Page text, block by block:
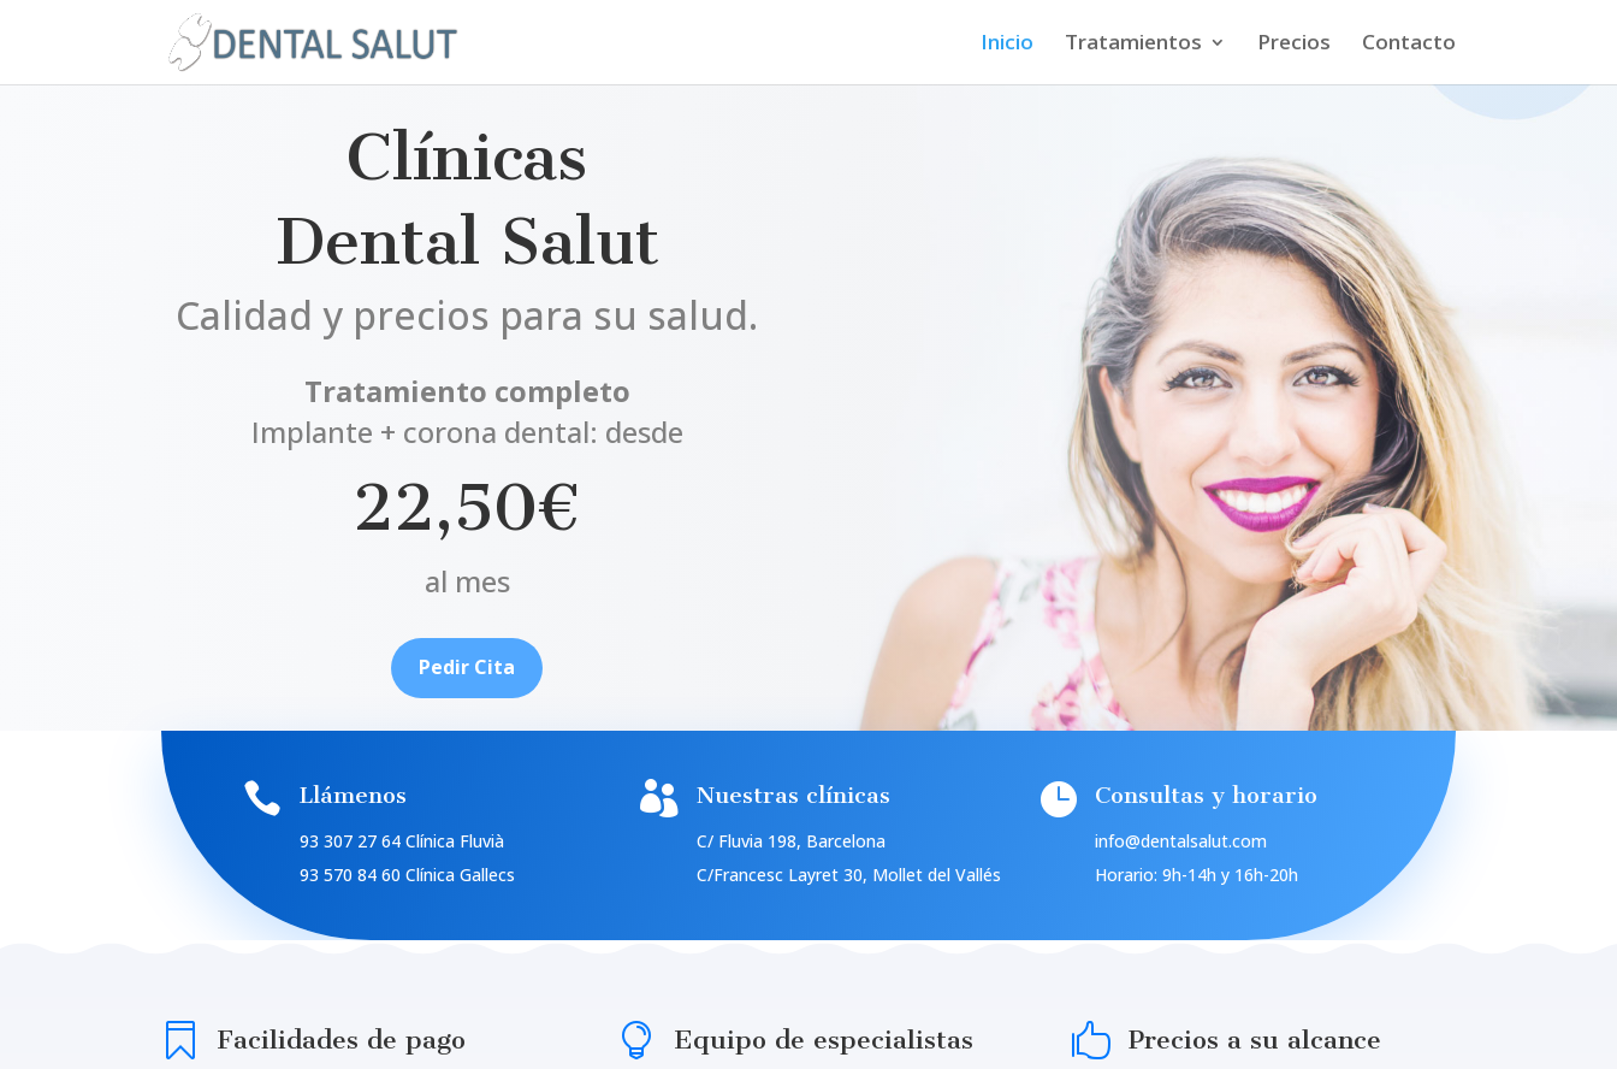
Inicio Tratamientos Precios Contacto
Clínicas
Dental Salut
Calidad y precios para su salud.
Tratamiento completo
Implante + corona dental: desde
22,50€
al mes
Pedir Cita
 Llámenos
93 307 27 64 Clínica Fluvià
93 570 84 60 Clínica Gallecs
 Nuestras clínicas
C/ Fluvia 198, Barcelona
C/Francesc Layret 30, Mollet del Vallés
 Consultas y horario
info@dentalsalut.com
Horario: 9h-14h y 16h-20h
 Facilidades de pago  Equipo de especialistas  Precios a su alcance